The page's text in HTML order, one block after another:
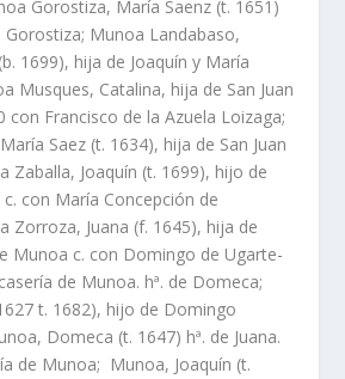
Gorostiza, Marí­a Saenz (t. 1651)
Gorostiza; Munoa Landabaso,
1699), hija de Joaquí­n y Marí­a
Musques, Catalina, hija de San Juan
con Francisco de la Azuela Loizaga;
Saez (t. 1634), hija de San Juan
Zaballa, Joaquí­n (t. 1699), hijo de
con Marí­a Concepción de
Zorroza, Juana (f. 1645), hija de
Munoa c. con Domingo de Ugarte-
de Munoa. hª. de Domeca;
t. 1682), hijo de Domingo
Domeca (t. 1647) hª. de Juana.
de Munoa; Munoa, Joaquí­n (t.